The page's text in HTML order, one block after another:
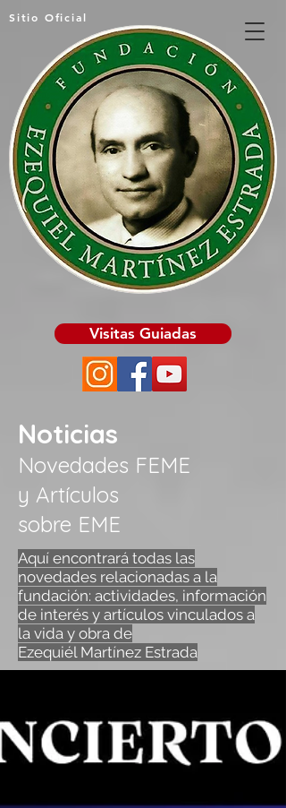
Sitio Oficial
Visitas Guiadas
Noticias
Novedades FEME
y Artículos
sobre EME
Aquí encontrará todas las
novedades relacionadas a la
fundación: actividades, información
de interés y artículos vinculados a
la vida y obra de
Ezequiél Martínez Estrada